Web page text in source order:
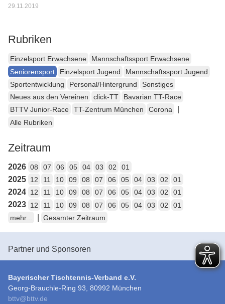
29.11.2019
Rubriken
Einzelsport Erwachsene
Mannschaftssport Erwachsene
Seniorensport
Einzelsport Jugend
Mannschaftssport Jugend
Sportentwicklung
Personal/Hintergrund
Sonstiges
Neues aus den Vereinen
click-TT
Bavarian TT-Race
BTTV Junior-Race
TT-Zentrum München Corona
Alle Rubriken
Zeitraum
2026 08 07 06 05 04 03 02 01
2025 12 11 10 09 08 07 06 05 04 03 02 01
2024 12 11 10 09 08 07 06 05 04 03 02 01
2023 12 11 10 09 08 07 06 05 04 03 02
01
mehr...
Gesamter Zeitraum
Partner und Sponsoren
Bayerischer Tischtennis-Verband e.V.
Georg-Brauchle-Ring 93, 80992 München
bttv@bttv.de